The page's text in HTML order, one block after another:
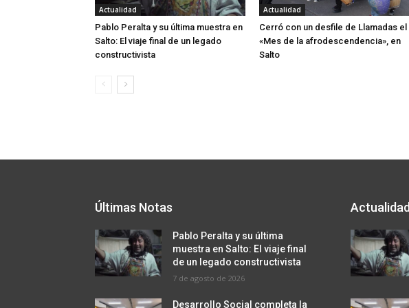
Actualidad
Pablo Peralta y su última muestra en
Salto: El viaje final de un legado
constructivista
Actualidad
Cerró con un desfile de Llamadas el
«Mes de la afrodescendencia», en
Salto
Últimas Notas
Pablo Peralta y su última
muestra en Salto: El viaje final
de un legado constructivista
7 de agosto de 2026
Desarrollo Social completa la
Actualidad